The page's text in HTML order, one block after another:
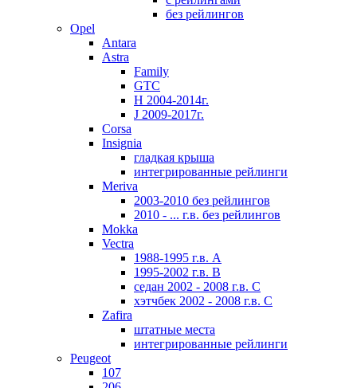
без рейлингов
Opel
Antara
Astra
Family
GTC
H 2004-2014г.
J 2009-2017г.
Corsa
Insignia
гладкая крыша
интегрированные рейлинги
Meriva
2003-2010 без рейлингов
2010 - ... г.в. без рейлингов
Mokka
Vectra
1988-1995 г.в. А
1995-2002 г.в. В
седан 2002 - 2008 г.в. С
хэтчбек 2002 - 2008 г.в. С
Zafira
штатные места
интегрированные рейлинги
Peugeot
107